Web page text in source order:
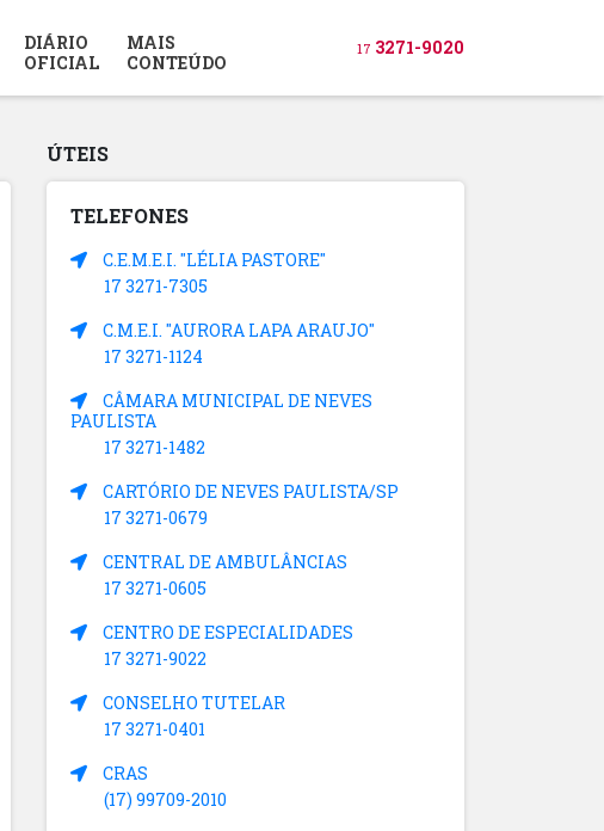
DIÁRIO
OFICIAL
MAIS
CONTEÚDO
17 3271-9020
ÚTEIS
TELEFONES
C.E.M.E.I. "LÉLIA PASTORE"
17 3271-7305
C.M.E.I. "AURORA LAPA ARAUJO"
17 3271-1124
CÂMARA MUNICIPAL DE NEVES
PAULISTA
17 3271-1482
CARTÓRIO DE NEVES PAULISTA/SP
17 3271-0679
CENTRAL DE AMBULÂNCIAS
17 3271-0605
CENTRO DE ESPECIALIDADES
17 3271-9022
CONSELHO TUTELAR
17 3271-0401
CRAS
(17) 99709-2010